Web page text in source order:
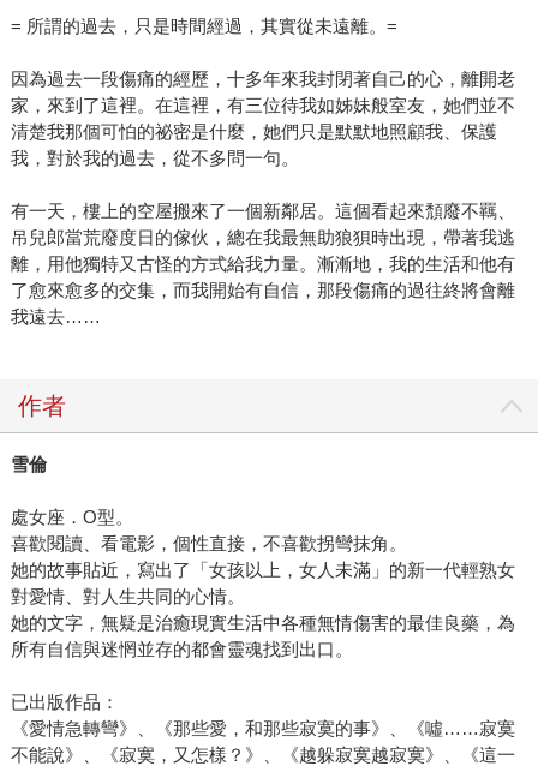
認真的工作生活，不斷的接手哥哥、媽媽前男友、下屬帶來
的難題，然後也被這樣的包袱拖累，然後在傷痕累累的痛哭
後，依然選擇原諒每一個讓她難受的親人、家人。還好，她
擁有支持她的朋友、夥伴、長輩，也在不同的難題中找尋和
自己和解的方式。
= 所謂的過去，只是時間經過，其實從未遠離。=
因為過去一段傷痛的經歷，十多年來我封閉著自己的心，離開老
家，來到了這裡。在這裡，有三位待我如姊妹般室友，她們並不
清楚我那個可怕的祕密是什麼，她們只是默默地照顧我、保護
我，對於我的過去，從不多問一句。
有一天，樓上的空屋搬來了一個新鄰居。這個看起來頹廢不羈、
吊兒郎當荒廢度日的傢伙，總在我最無助狼狽時出現，帶著我逃
離，用他獨特又古怪的方式給我力量。漸漸地，我的生活和他有
了愈來愈多的交集，而我開始有自信，那段傷痛的過往終將會離
我遠去……
作者
雪倫
處女座．O型。
喜歡閱讀、看電影，個性直接，不喜歡拐彎抹角。
她的故事貼近，寫出了「女孩以上，女人未滿」的新一代輕熟女
對愛情、對人生共同的心情。
她的文字，無疑是治癒現實生活中各種無情傷害的最佳良藥，為
所有自信與迷惘並存的都會靈魂找到出口。
已出版作品：
《愛情急轉彎》、《那些愛，和那些寂寞的事》、《噓……寂寞
不能說》、《寂寞，又怎樣？》、《越躲寂寞越寂寞》、《這一